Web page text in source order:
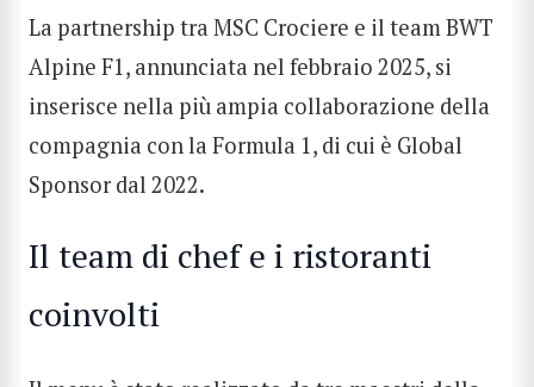
La partnership tra MSC Crociere e il team BWT
Alpine F1, annunciata nel febbraio 2025, si
inserisce nella più ampia collaborazione della
compagnia con la Formula 1, di cui è Global
Sponsor dal 2022.
Il team di chef e i ristoranti
coinvolti